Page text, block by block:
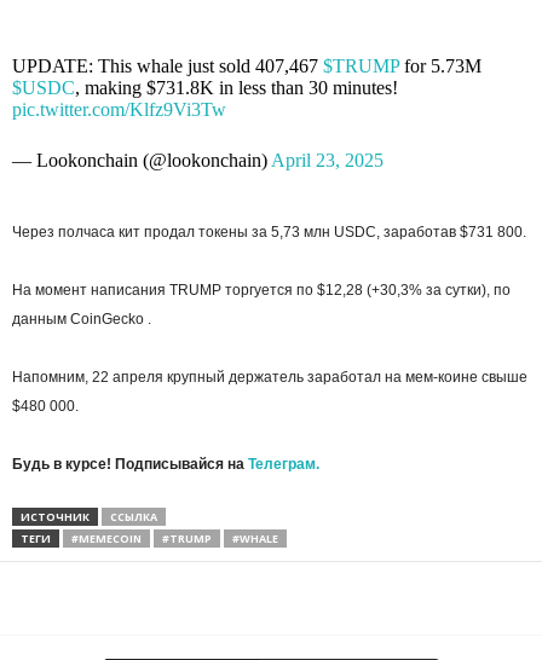
UPDATE: This whale just sold 407,467 $TRUMPfor 5.73M
$USDC, making $731.8K in less than 30 minutes!
pic.twitter.com/Klfz9Vi3Tw
— Lookonchain (@lookonchain) April 23, 2025
Через полчаса кит продал токены за 5,73 млн USDC, заработав $731 800.
На момент написания TRUMP торгуется по $12,28 (+30,3% за сутки), по
данным CoinGecko .
Напомним, 22 апреля крупный держатель заработал на мем-коине свыше
$480 000.
Будь в курсе! Подписывайся на Телеграм.
ИСТОЧНИК
ССЫЛКА
ТЕГИ
#MEMECOIN #TRUMP #WHALE